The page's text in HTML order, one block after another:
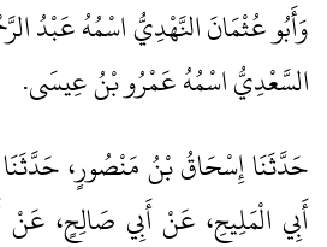
وَأَبُو عُثْمَانَ النَّهْدِيُّ اسْمُهُ عَبْدُ
السَّعْدِيُّ اسْمُهُ عَمْرُو بْنُ عِيسَى.
حَدَّثَنَا إِسْحَاقُ بْنُ مَنْصُورٍ،
أَبِي الْمَلِيحِ، عَنْ أَبِي صَالِحٍ، عَنْ